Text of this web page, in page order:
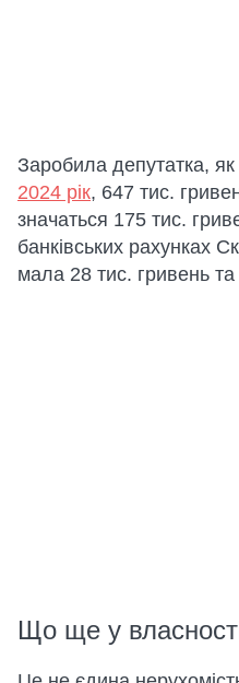
Заробила депутатка, як
2024 рік, 647 тис.
значаться 175 тис.
банківських рахунках
мала 28 тис. гривень
Що ще у